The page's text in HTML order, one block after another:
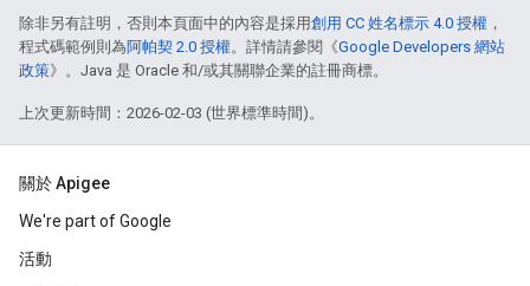
除非另有註明，否則本頁面中的內容是採用創用 CC 姓名標示 4.0 授權 ，
程式碼範例則為阿帕契 2.0 授權。詳情請參閱《Google Developers 網站
政策》。Java 是 Oracle 和/或其關聯企業的註冊商標。
上次更新時間：2026-02-03 (世界標準時間)。
關於 Apigee
We're part of Google
活動